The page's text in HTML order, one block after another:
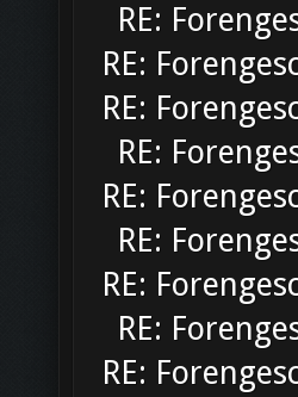
RE:
RE:
RE:
RE:
RE:
RE:
RE:
RE:
RE: